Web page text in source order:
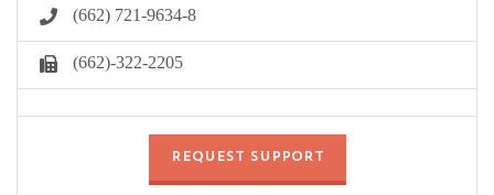
(662) 721-9634-8
(662)-322-2205
REQUEST SUPPORT